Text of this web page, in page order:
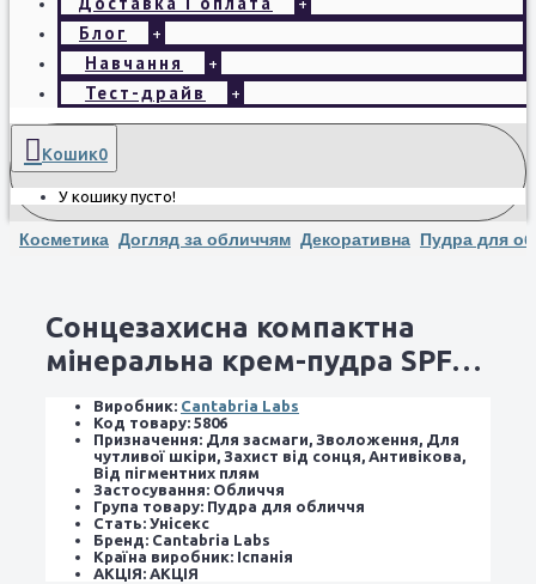
+
Блог +
Навчання +
Тест-драйв +
Кошик0
У кошику пусто!
Косметика Догляд за обличчям Декоративна Пудра для
Сонцезахисна компактна
мінеральна крем-пудра SPF
50 Cantabria Labs Heliocare
(тон світлий)
Виробник: Cantabria Labs
Код товару: 5806
Призначення: Для засмаги, Зволоження, Для
чутливої ​​шкіри, Захист від сонця, Антивікова,
Від пігментних плям
Застосування: Обличчя
Група товару: Пудра для обличчя
Стать: Унісекс
Бренд: Cantabria Labs
Країна виробник: Іспанія
АКЦІЯ: АКЦІЯ